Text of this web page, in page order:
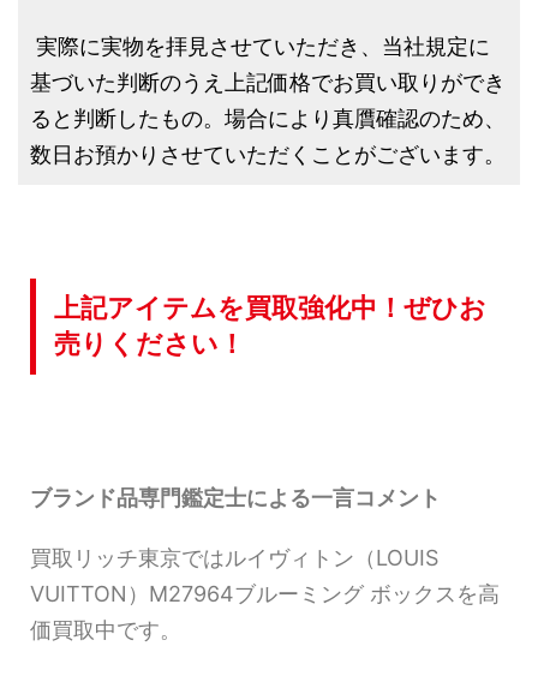
実際に実物を拝見させていただき、当社規定に
基づいた判断のうえ上記価格でお買い取りができ
ると判断したもの。場合により真贋確認のため、
数日お預かりさせていただくことがございます。
上記アイテムを買取強化中！ぜひお
売りください！
ブランド品専門鑑定士による一言コメント
買取リッチ東京ではルイヴィトン（LOUIS
VUITTON）M27964ブルーミング ボックスを高
価買取中です。